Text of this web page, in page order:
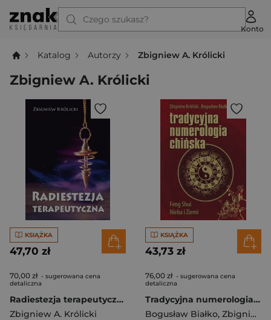
Czego szukasz?
Konto
Katalog Autorzy Zbigniew A. Królicki
Zbigniew A. Królicki
KSIĄŻKA
47,70 zł
70,00 zł - sugerowana cena
detaliczna
Radiestezja terapeutyczna
Zbigniew A. Królicki
KSIĄŻKA
43,73 zł
76,00 zł - sugerowana cena
detaliczna
Tradycyjna numerologia chińska
Bogusław Białko, Zbigniew A. Królicki